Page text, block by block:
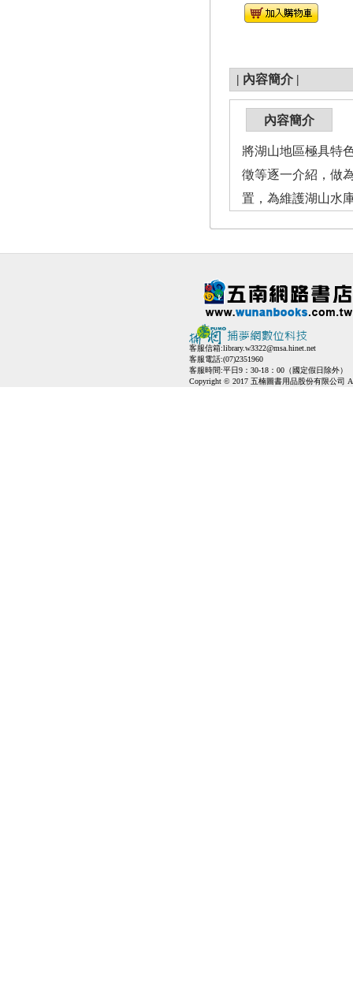
| 內容簡介 |
內容簡介
將湖山地區極具特
徵等逐一介紹，做
置，為維護湖山水
客服信箱:library.w3322@msa.hinet.net
客服電話:(07)2351960
客服時間:平日9：30-18：00（國定假日除外）
Copyright © 2017 五楠圖書用品股份有限公司